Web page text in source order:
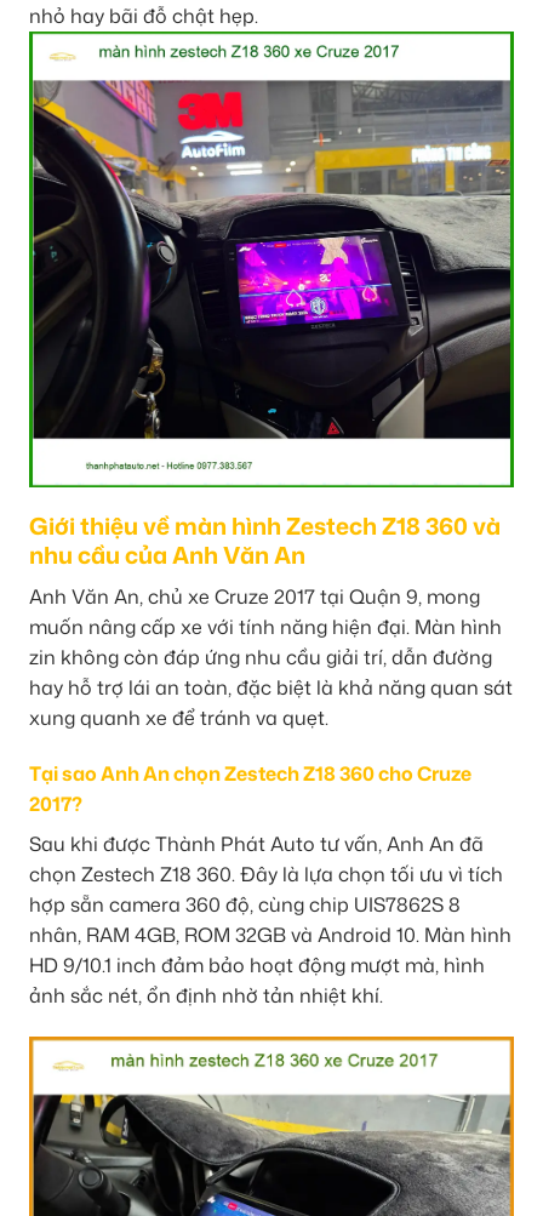
nhỏ hay bãi đỗ chật hẹp.
Giới thiệu về màn hình Zestech Z18 360 và
nhu cầu của Anh Văn An
Anh Văn An, chủ xe Cruze 2017 tại Quận 9, mong
muốn nâng cấp xe với tính năng hiện đại. Màn hình
zin không còn đáp ứng nhu cầu giải trí, dẫn đường
hay hỗ trợ lái an toàn, đặc biệt là khả năng quan sát
xung quanh xe để tránh va quẹt.
Tại sao Anh An chọn Zestech Z18 360 cho Cruze
2017?
Sau khi được Thành Phát Auto tư vấn, Anh An đã
chọn Zestech Z18 360. Đây là lựa chọn tối ưu vì tích
hợp sẵn camera 360 độ, cùng chip UIS7862S 8
nhân, RAM 4GB, ROM 32GB và Android 10. Màn hình
HD 9/10.1 inch đảm bảo hoạt động mượt mà, hình
ảnh sắc nét, ổn định nhờ tản nhiệt khí.